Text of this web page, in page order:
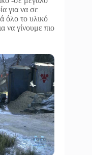
για να σε
όλο το υλικό
να γίνουμε πιο